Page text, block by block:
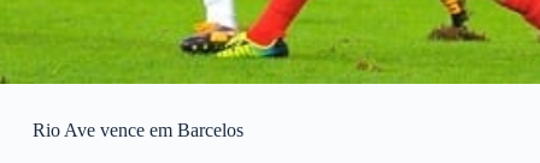
Rio Ave vence em Barcelos